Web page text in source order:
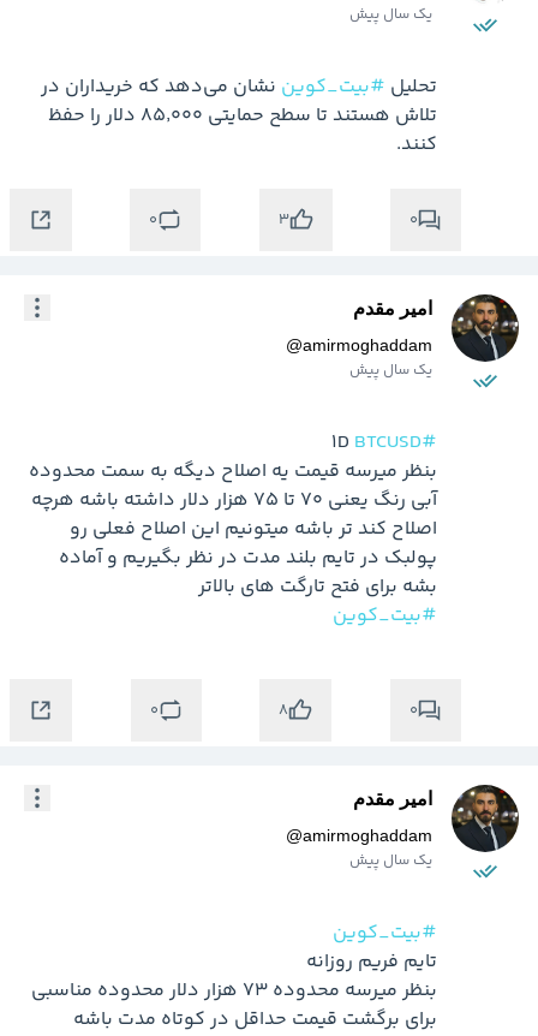
یک سال پیش
تحلیل #بیت_کوین
کنند.
0
3
0
امیر مقدم
@amirmoghaddam
یک سال پیش
#BTCUSD
بشه برای فتح تارگت های بالاتر
#بیت_کوین
0
8
0
امیر مقدم
@amirmoghaddam
یک سال پیش
#بیت_کوین
برای برگشت قیمت حداقل در کوتاه مدت باشه